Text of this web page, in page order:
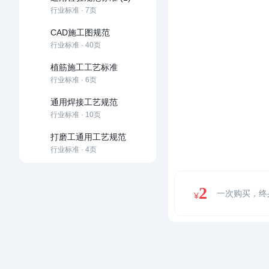
行业标准 · 7页
CAD施工图规范
行业标准 · 40页
植筋施工工艺标准
行业标准 · 6页
通用焊接工艺规范
行业标准 · 10页
打磨工通用工艺规范
行业标准 · 4页
¥2 一次购买，